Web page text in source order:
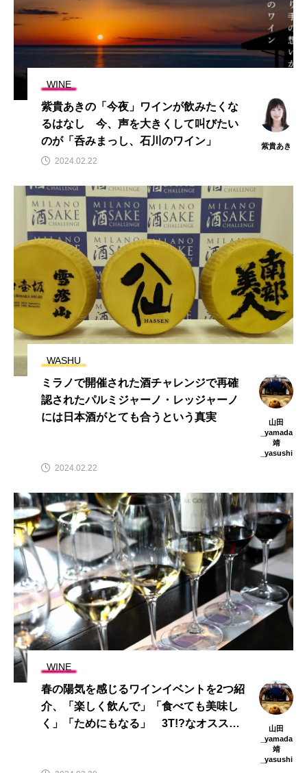
WINE
紫貴あきの「今夜」ワインが飲みたくな
るはなし 今、声を大きくして叫びたい
のが「呑みまっし、石川のワイン」
紫貴あき
2024.02.22
WASHU
ミラノで開催された酒チャレンジで再確
認されたパルミジャーノ・レッジャーノ
には日本酒がとても合うという真実
山田
_yamada
靖
_yasushi
2024.02.22
WINE
春の陽気を感じるワインイベントを2つ紹
介、「楽しく飲んで」「食べても美味し
く」「ためにもなる」 3T!?なオススメ
山田
_yamada
靖
_yasushi